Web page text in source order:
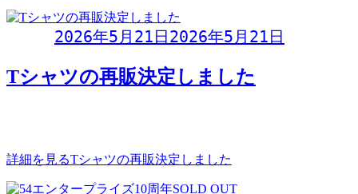
2026年5月21日 2026年5月21日
Tシャツの再販決定しました
詳細を見るTシャツの再販決定しました